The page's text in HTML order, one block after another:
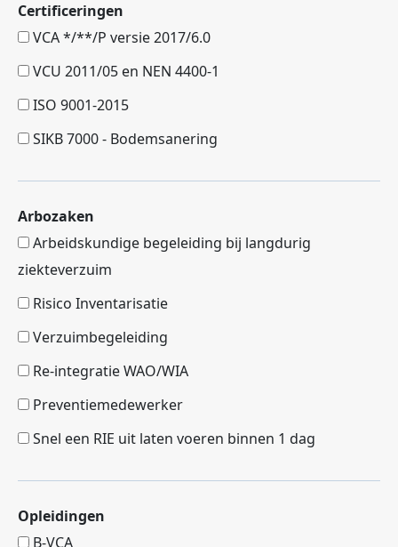
Certificeringen
VCA */**/P versie 2017/6.0
VCU 2011/05 en NEN 4400-1
ISO 9001-2015
SIKB 7000 - Bodemsanering
Arbozaken
Arbeidskundige begeleiding bij langdurig
ziekteverzuim
Risico Inventarisatie
Verzuimbegeleiding
Re-integratie WAO/WIA
Preventiemedewerker
Snel een RIE uit laten voeren binnen 1 dag
Opleidingen
B-VCA